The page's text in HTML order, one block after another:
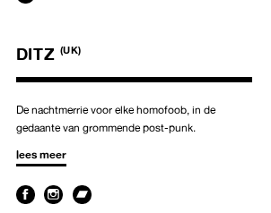
DITZ (UK)
De nachtmerrie voor elke homofoob, in de
gedaante van grommende post-punk.
lees meer